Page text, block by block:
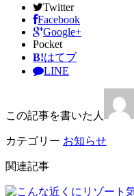
Twitter
Facebook
Google+
Pocket
B!はてブ
LINE
この記事を書いた人
カテゴリー お知らせ
関連記事